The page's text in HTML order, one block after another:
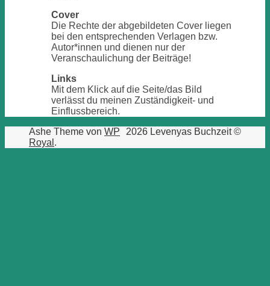
Cover
Die Rechte der abgebildeten Cover liegen
bei den entsprechenden Verlagen bzw.
Autor*innen und dienen nur der
Veranschaulichung der Beiträge!
Links
Mit dem Klick auf die Seite/das Bild
verlässt du meinen Zuständigkeit- und
Einflussbereich.
2026 Levenyas Buchzeit ©
Ashe Theme von WP
Royal .